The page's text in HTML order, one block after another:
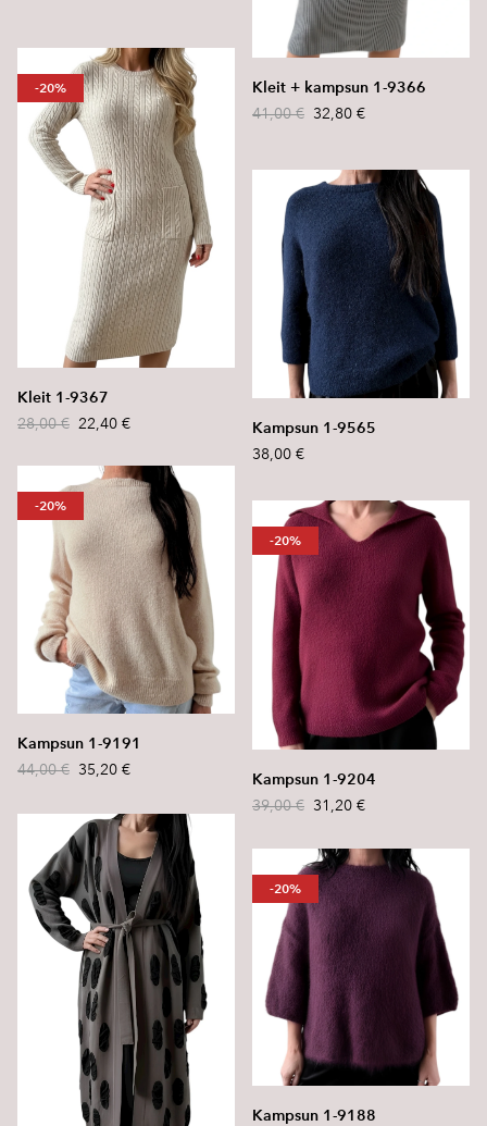
Kleit + kampsun 1-9366
41,00 € 32,80 €
-20%
Kleit 1-9367
28,00 € 22,40 €
Kampsun 1-9565
38,00 €
-20%
Kampsun 1-9191
44,00 € 35,20 €
-20%
Kampsun 1-9204
39,00 € 31,20 €
-20%
Kampsun 1-9188